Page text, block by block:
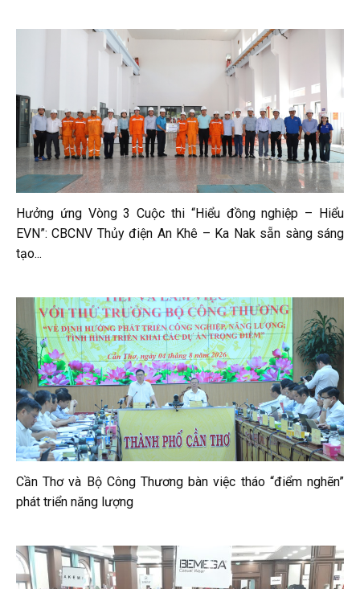
Hưởng ứng Vòng 3 Cuộc thi “Hiểu đồng nghiệp – Hiểu
EVN”: CBCNV Thủy điện An Khê – Ka Nak sẵn sàng sáng
tạo...
Cần Thơ và Bộ Công Thương bàn việc tháo “điểm nghẽn”
phát triển năng lượng